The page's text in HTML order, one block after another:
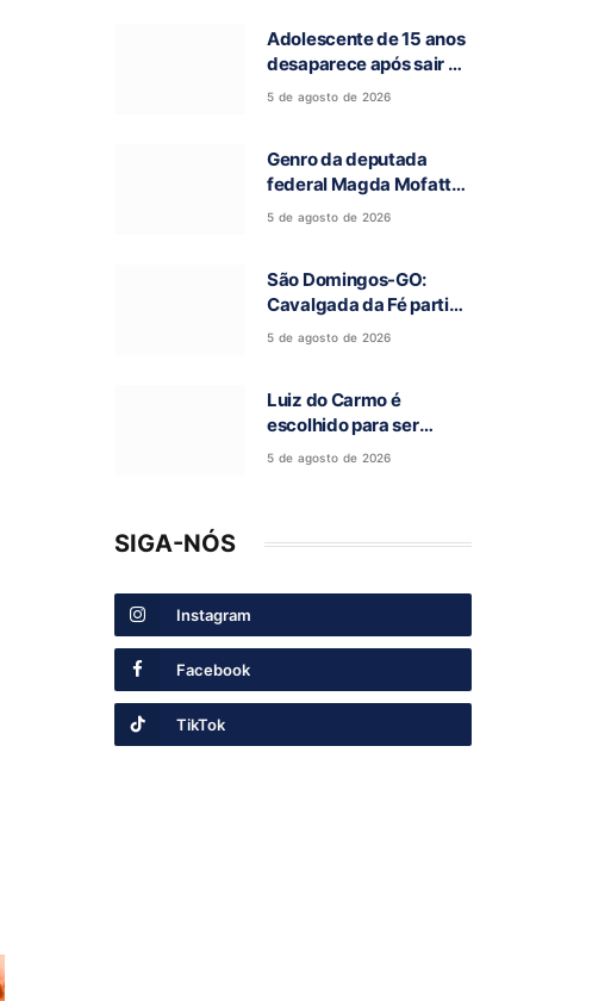
Adolescente de 15 anos
desaparece após sair de
casa para ir à escola, em
5 de agosto de 2026
Genro da deputada
federal Magda Mofatto
morre após acidente de
5 de agosto de 2026
São Domingos-GO:
Cavalgada da Fé partiu
rumo a Terra Ronca e
5 de agosto de 2026
Luiz do Carmo é
escolhido para ser
candidato a vice-
5 de agosto de 2026
SIGA-NÓS
Instagram
Facebook
TikTok